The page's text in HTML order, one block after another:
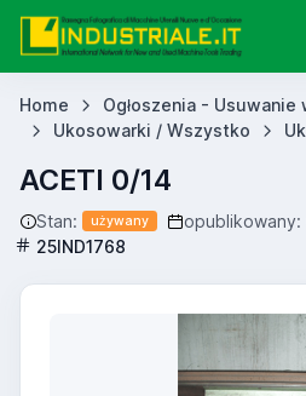
Home Ogłoszenia - Usuwanie
Ukosowarki / Wszystko
ACETI 0/14
Stan: używany opublikowany:
25IND1768